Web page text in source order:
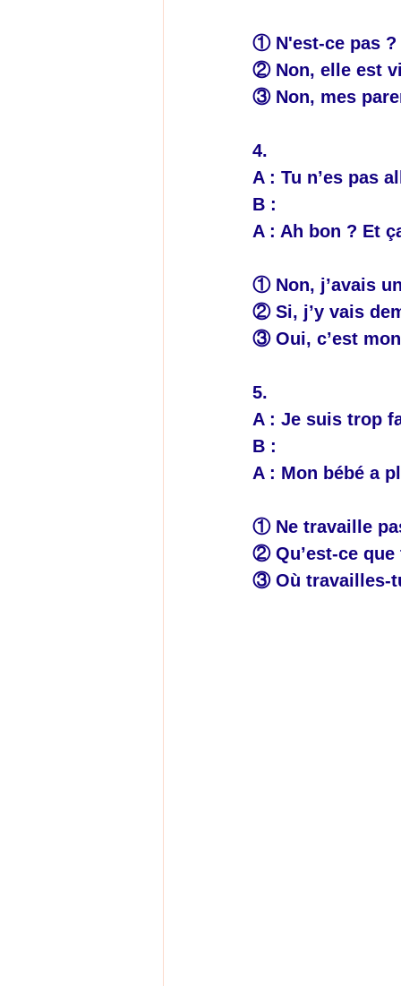
① N'est-ce pas ?
② Non, elle est
③ Non, mes
4.
A : Tu n’es pas
B :
A : Ah bon ? Et
① Non, j’avais
② Si, j’y vais
③ Oui, c’est
5.
A : Je suis trop
B :
A : Mon bébé a
① Ne travaille
② Qu’est-ce
③ Où travailles-